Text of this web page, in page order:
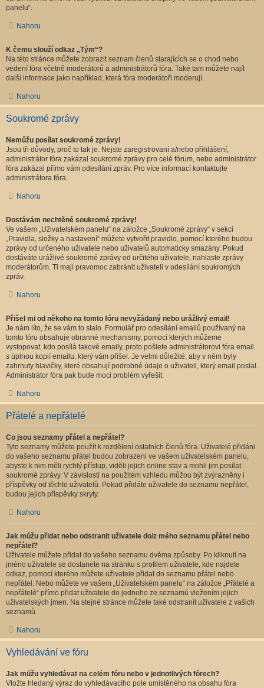
panelu“.
Nahoru
K čemu slouží odkaz „Tým“?
Na této stránce můžete zobrazit seznam členů starajících se o chod nebo
vedení fóra včetně moderátorů a administrátorů fóra. Také tam můžete najít
další informace jako například, která fóra moderátoři moderují.
Nahoru
Soukromé zprávy
Nemůžu posílat soukromé zprávy!
Jsou tři důvody, proč to tak je. Nejste zaregistrovaní a/nebo přihlášení,
administrátor fóra zakázal soukromé zprávy pro celé fórum, nebo administrátor
fóra zakázal přímo vám odesílání zpráv. Pro více informací kontaktujte
administrátora fóra.
Nahoru
Dostávám nechtěné soukromé zprávy!
Ve vašem „Uživatelském panelu“ na záložce „Soukromé zprávy“ v sekci
„Pravidla, složky a nastavení“ můžete vytvořit pravidlo, pomocí kterého budou
zprávy od určeného uživatele nebo uživatelů automaticky smazány. Pokud
dostáváte urážlivé soukromé zprávy od určitého uživatele, nahlaste zprávy
moderátorům. Ti mají pravomoc zabránit uživateli v odesílání soukromých
zpráv.
Nahoru
Přišel mi od někoho na tomto fóru nevyžádaný nebo urážlivý email!
Je nám líto, že se vám to stalo. Formulář pro odesílání emailů používaný na
tomto fóru obsahuje obranné mechanismy, pomocí kterých můžeme
vystopovat, kdo posílá takové emaily, proto pošlete administrátorovi fóra email
s úplnou kopií emailu, který vám přišel. Je velmi důležité, aby v něm byly
zahrnuty hlavičky, které obsahují podrobné údaje o uživateli, který email poslal.
Administrátor fóra pak bude moci problém vyřešit.
Nahoru
Přátelé a nepřátelé
Co jsou seznamy přátel a nepřátel?
Tyto seznamy můžete použít k rozdělení ostatních členů fóra. Uživatelé přidáni
do vašeho seznamu přátel budou zobrazeni ve vašem uživatelském panelu,
abyste k nim měli rychlý přístup, viděli jejich online stav a mohli jim posílat
soukromé zprávy. V závislosti na použitém vzhledu můžou být zvýrazněny i
příspěvky od těchto uživatelů. Pokud přidáte uživatele do seznamu nepřátel,
budou jejich příspěvky skryty.
Nahoru
Jak můžu přidat nebo odstranit uživatele do/z mého seznamu přátel nebo
nepřátel?
Uživatele můžete přidat do vašeho seznamu dvěma způsoby. Po kliknutí na
jméno uživatele se dostanete na stránku s profilem uživatele, kde najdete
odkaz, pomocí kterého můžete uživatele přidat do seznamu přátel nebo
nepřátel. Nebo můžete ve vašem „Uživatelském panelu“ na záložce „Přátelé a
nepřátelé“ přímo přidat uživatele do jednoho ze seznamů vložením jejich
uživatelských jmen. Na stejné stránce můžete také odstranit uživatele z vašich
seznamů.
Nahoru
Vyhledávání ve fóru
Jak můžu vyhledávat na celém fóru nebo v jednotlivých fórech?
Vložte hledaný výraz do vyhledávacího pole umístěného na obsahu fóra